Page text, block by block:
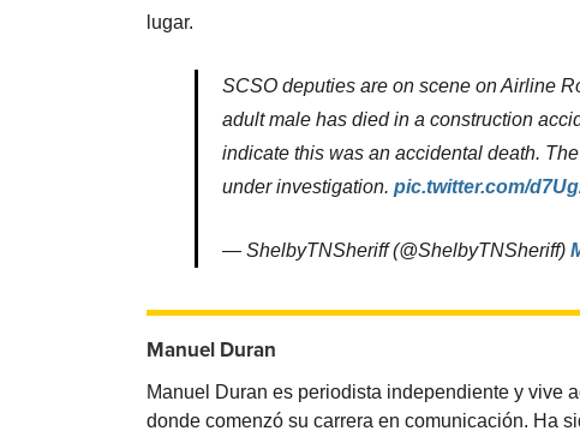
lugar.
SCSO deputies are on scene on Airline
adult male has died in a construction
indicate this was an accidental death.
under investigation.pic.twitter.com/
— ShelbyTNSheriff (@ShelbyTNSheriff)
Manuel Duran
Manuel Duran es periodista independiente y vive
donde comenzó su carrera en comunicación. Ha